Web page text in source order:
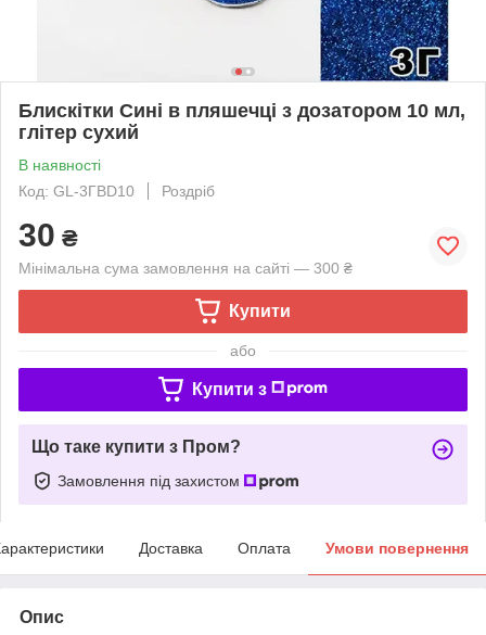
Блискітки Сині в пляшечці з дозатором 10 мл,
глітер сухий
В наявності
Код: GL-3ГBD10
Роздріб
30 ₴
Мінімальна сума замовлення на сайті — 300 ₴
Купити
або
Купити з
Що таке купити з Пром?
Замовлення під захистом
Доставка Оплата Умови повернення
Опис